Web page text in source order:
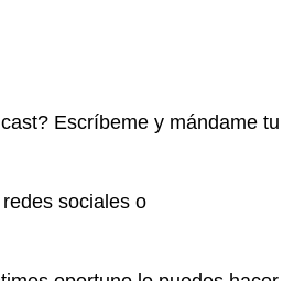
Escríbeme y mándame tu
sociales o